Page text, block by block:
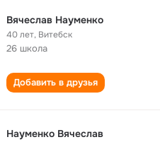
Вячеслав Науменко
40 лет, Витебск
26 школа
Добавить в друзья
Науменко Вячеслав